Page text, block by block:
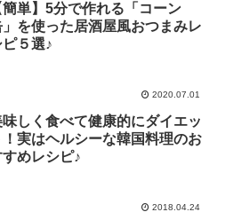
簡単】5分で作れる「コーン
」を使った居酒屋風おつまみレ
ピ５選♪
2020.07.01
味しく食べて健康的にダイエッ
！実はヘルシーな韓国料理のお
めレシピ♪
2018.04.24